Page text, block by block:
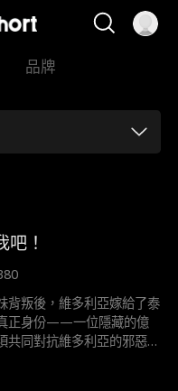
品牌
吧！
背叛後，維多利亞嫁給了泰
正身份——一位隱藏的億
共同對抗維多利亞的邪惡家